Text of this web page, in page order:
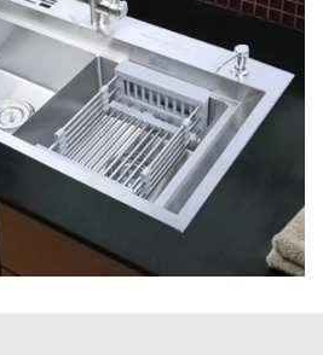
cao cấp có độ bền cao, chống
lau sạch dầu mỡ và bụi bẩn.